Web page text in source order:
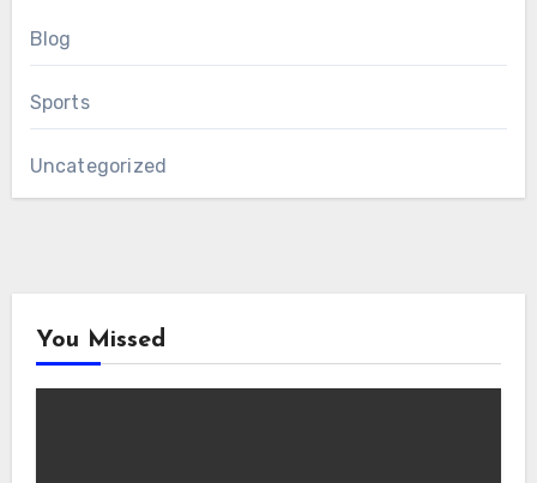
Blog
Sports
Uncategorized
You Missed